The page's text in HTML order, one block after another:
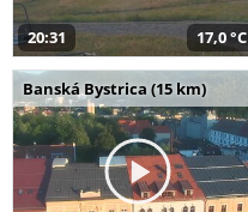
20:31 17,0 °C
Banská Bystrica (15 km)